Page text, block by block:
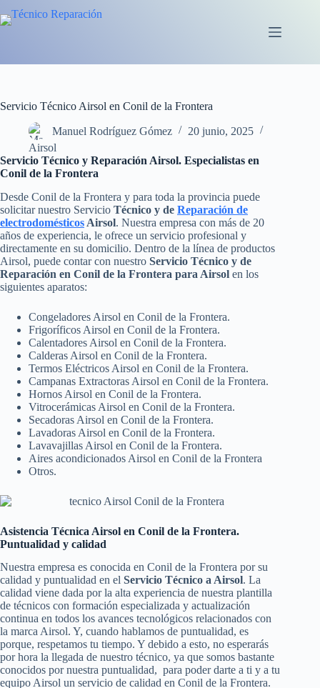
al
Servicio Técnico Airsol en Conil de la Frontera
Manuel Rodríguez Gómez
20 junio, 2025
Airsol
Servicio Técnico y Reparación Airsol. Especialistas en
Conil de la Frontera
Desde Conil de la Frontera y para toda la provincia puede
solicitar nuestro Servicio Técnico y de Reparación de
electrodomésticos Airsol. Nuestra empresa con más de 20
años de experiencia, le ofrece un servicio profesional y
directamente en su domicilio. Dentro de la línea de productos
Airsol, puede contar con nuestro Servicio Técnico y de
Reparación en Conil de la Frontera para Airsol en los
siguientes aparatos:
Congeladores Airsol en Conil de la Frontera.
Frigoríficos Airsol en Conil de la Frontera.
Calentadores Airsol en Conil de la Frontera.
Calderas Airsol en Conil de la Frontera.
Termos Eléctricos Airsol en Conil de la Frontera.
Campanas Extractoras Airsol en Conil de la Frontera.
Hornos Airsol en Conil de la Frontera.
Vitrocerámicas Airsol en Conil de la Frontera.
Secadoras Airsol en Conil de la Frontera.
Lavadoras Airsol en Conil de la Frontera.
Lavavajillas Airsol en Conil de la Frontera.
Aires acondicionados Airsol en Conil de la Frontera
Otros.
Asistencia Técnica Airsol en Conil de la Frontera.
Puntualidad y calidad
Nuestra empresa es conocida en Conil de la Frontera por su
calidad y puntualidad en el Servicio Técnico a Airsol. La
calidad viene dada por la alta experiencia de nuestra plantilla
de técnicos con formación especializada y actualización
continua en todos los avances tecnológicos relacionados con
la marca Airsol. Y, cuando hablamos de puntualidad, es
porque, respetamos tu tiempo. Y debido a esto, no esperarás
por hora la llegada de nuestro técnico, ya que somos bastante
conocidos por nuestra puntualidad, para poder darte a ti y a tu
equipo Airsol un servicio de calidad en Conil de la Frontera.